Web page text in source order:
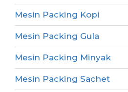
Mesin Packing Kopi
Mesin Packing Gula
Mesin Packing Minyak
Mesin Packing Sachet